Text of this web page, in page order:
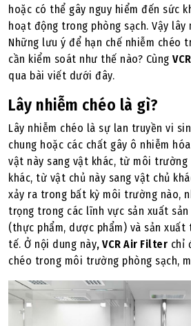
hoặc có thể gây nguy hiểm đến sức
hoạt động trong phòng sạch. Vậy lây
Những lưu ý để hạn chế nhiễm chéo
cần kiểm soát như thế nào? Cùng
qua bài viết dưới đây.
Lây nhiễm chéo là gì?
Lây nhiễm chéo là sự lan truyền vi
chung hoặc các chất gây ô nhiễm
vật này sang vật khác, từ môi
khác, từ vật chủ này sang vật chủ
xảy ra trong bất kỳ môi trường nào,
trọng trong các lĩnh vực sản xuất
(thực phẩm, dược phẩm) và sản
tế. Ở nội dung này, VCR Air Filter chỉ
chéo trong môi trường phòng sạch,